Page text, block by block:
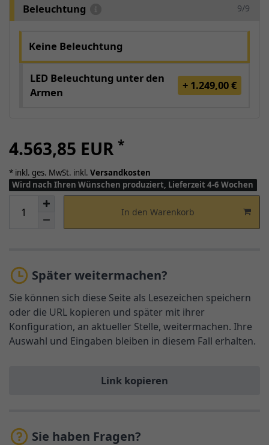
Beleuchtung 9/9
Keine Beleuchtung
LED Beleuchtung unter den
Armen
+ 1.249,00 €
4.563,85 EUR *
* inkl. ges. MwSt. inkl. Versandkosten
Wird nach Ihren Wünschen produziert, Lieferzeit 4-6 Wochen
In den Warenkorb
Später weitermachen?
Sie können sich diese Seite als Lesezeichen speichern
oder die URL kopieren und später mit ihrer
Konfiguration, an aktueller Stelle, weitermachen. Ihre
Auswahl und Eingaben bleiben in diesem Fall erhalten.
Link kopieren
Sie haben Fragen?